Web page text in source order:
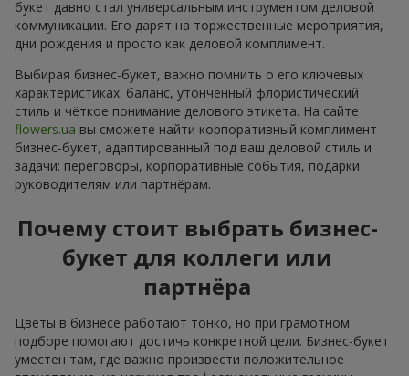
букет давно стал универсальным инструментом деловой
коммуникации. Его дарят на торжественные мероприятия,
дни рождения и просто как деловой комплимент.
Выбирая бизнес-букет, важно помнить о его ключевых
характеристиках: баланс, утончённый флористический
стиль и чёткое понимание делового этикета. На сайте
flowers.ua вы сможете найти корпоративный комплимент —
бизнес-букет, адаптированный под ваш деловой стиль и
задачи: переговоры, корпоративные события, подарки
руководителям или партнёрам.
Почему стоит выбрать бизнес-
букет для коллеги или
партнёра
Цветы в бизнесе работают тонко, но при грамотном
подборе помогают достичь конкретной цели. Бизнес-букет
уместен там, где важно произвести положительное